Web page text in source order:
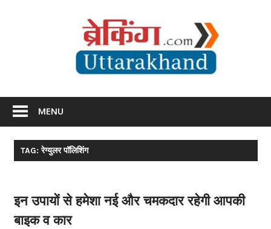
MENU
TAG: रेग्युलर पॉलिशिंग
इन उपायों से हमेशा नई और चमकदार रहेगी आपकी
बाइक व कार